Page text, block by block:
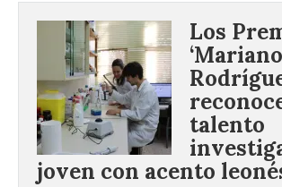
Los
‘Mariano
talento
joven con acento